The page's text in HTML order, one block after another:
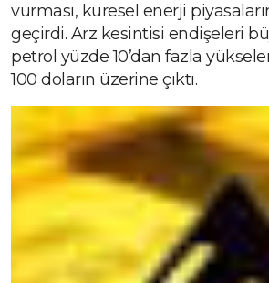
vurması, küresel enerji
geçirdi. Arz kesintisi endişeleri
petrol yüzde 10’dan fazla
100 doların üzerine çıktı.